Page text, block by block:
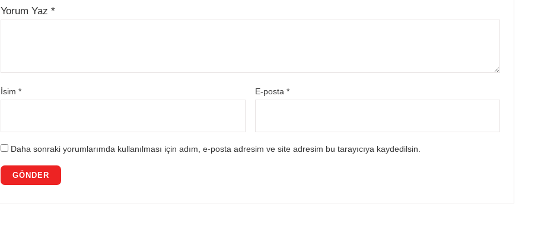
Yorum Yaz*
İsim* E-posta*
Daha sonraki yorumlarımda kullanılması için adım, e-posta adresim ve site adresim bu tarayıcıya kaydedilsin.